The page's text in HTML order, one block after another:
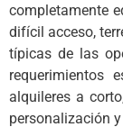
completamente
difícil acceso,
típicas de las
requerimientos
alquileres a
personalización